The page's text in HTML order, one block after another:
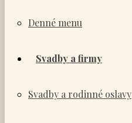
Denné menu
Svadby a firmy
Svadby a rodinné oslavy